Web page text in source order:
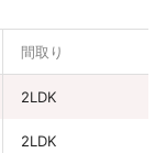
間取り
2LDK
2LDK